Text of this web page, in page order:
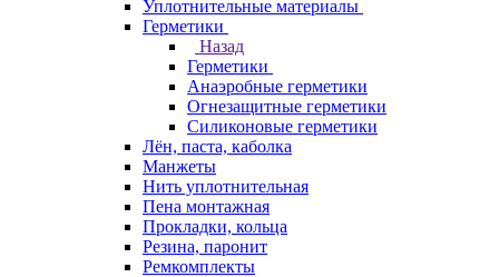
Уплотнительные материалы
Герметики
Назад
Герметики
Анаэробные герметики
Огнезащитные герметики
Силиконовые герметики
Лён, паста, каболка
Манжеты
Нить уплотнительная
Пена монтажная
Прокладки, кольца
Резина, паронит
Ремкомплекты